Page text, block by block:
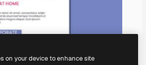
on your device to enhance site